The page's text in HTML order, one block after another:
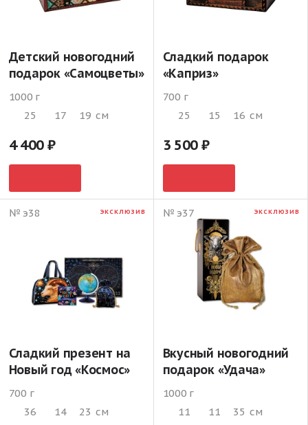
Детский новогодний
подарок «Самоцветы»
1000 г
25
17 19 см
4 400
Сладкий подарок
«Каприз»
700 г
25
15 16 см
3 500
№ э38 ЭКСКЛЮЗИВ
Сладкий презент на
Новый год «Космос»
700 г
36
14 23 см
№ э37 ЭКСКЛЮЗИВ
Вкусный новогодний
подарок «Удача»
1000 г
11
11 35 см